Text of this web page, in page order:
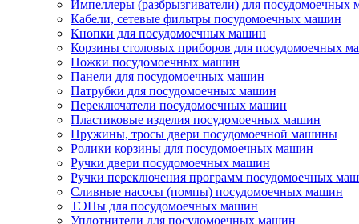
Импеллеры (разбрызгиватели) для посудомоечных
Кабели, сетевые фильтры посудомоечных машин
Кнопки для посудомоечных машин
Корзины столовых приборов для посудомоечных
Ножки посудомоечных машин
Панели для посудомоечных машин
Патрубки для посудомоечных машин
Переключатели посудомоечных машин
Пластиковые изделия посудомоечных машин
Пружины, тросы двери посудомоечной машины
Ролики корзины для посудомоечных машин
Ручки двери посудомоечных машин
Ручки переключения программ посудомоечных
Сливные насосы (помпы) посудомоечных машин
ТЭНы для посудомоечных машин
Уплотнители для посудомоечных машин